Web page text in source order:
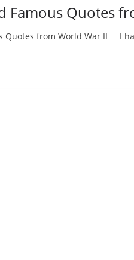
Famous Quotes
Quotes from World War II I